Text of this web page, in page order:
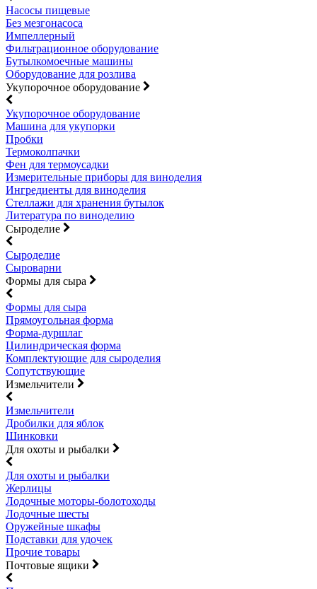
Насосы пищевые
Без мезгонасоса
Импеллерный
Фильтрационное оборудование
Бутылкомоечные машины
Оборудование для розлива
Укупорочное оборудование
Укупорочное оборудование
Машина для укупорки
Пробки
Термоколпачки
Фен для термоусадки
Измерительные приборы для виноделия
Ингредиенты для виноделия
Стеллажи для хранения бутылок
Литература по виноделию
Сыроделие
Сыроделие
Сыроварни
Формы для сыра
Формы для сыра
Прямоугольная форма
Форма-дуршлаг
Цилиндрическая форма
Комплектующие для сыроделия
Сопутствующие
Измельчители
Измельчители
Дробилки для яблок
Шинковки
Для охоты и рыбалки
Для охоты и рыбалки
Жерлицы
Лодочные моторы-болотоходы
Лодочные шесты
Оружейные шкафы
Подставки для удочек
Прочие товары
Почтовые ящики